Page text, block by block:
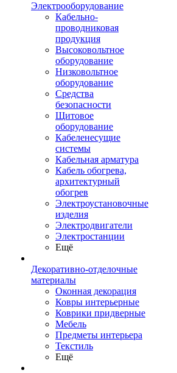
Электрооборудование
Кабельно-
проводниковая
продукция
Высоковольтное
оборудование
Низковольтное
оборудование
Средства
безопасности
Щитовое
оборудование
Кабеленесущие
системы
Кабельная арматура
Кабель обогрева,
архитектурный
обогрев
Электроустановочные
изделия
Электродвигатели
Электростанции
Ещё
Декоративно-отделочные
материалы
Оконная декорация
Ковры интерьерные
Коврики придверные
Мебель
Предметы интерьера
Текстиль
Ещё